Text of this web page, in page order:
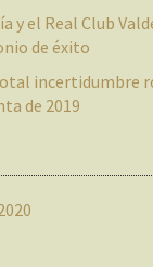
y el Real Club
de éxito
incertidumbre
de 2019